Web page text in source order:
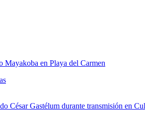
Mayakoba en Playa del Carmen
César Gastélum durante transmisión en